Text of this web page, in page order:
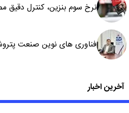
نرخ سوم بنزین، کنترل
فناوری های نوین صنعت
آخرین اخبار